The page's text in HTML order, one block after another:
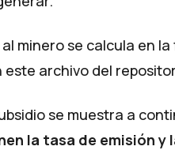
al minero se calcula en
este archivo del
se muestra a
la tasa de emisión y